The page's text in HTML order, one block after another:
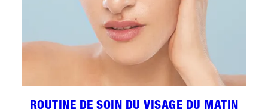
ROUTINE DE SOIN DU VISAGE DU MATIN